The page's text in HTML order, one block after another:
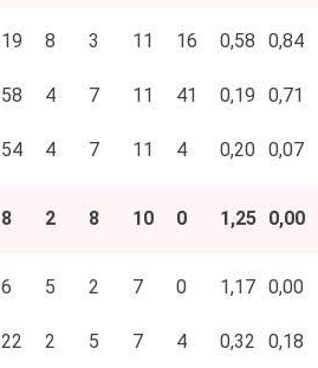
19 8 3 11 16 0,58 0,84
58 4 7 11 41 0,19 0,71
54 4 7 11 4 0,20 0,07
8 2 8 10 0 1,25 0,00
6 5 2 7 0 1,17 0,00
22 2 5 7 4 0,32 0,18